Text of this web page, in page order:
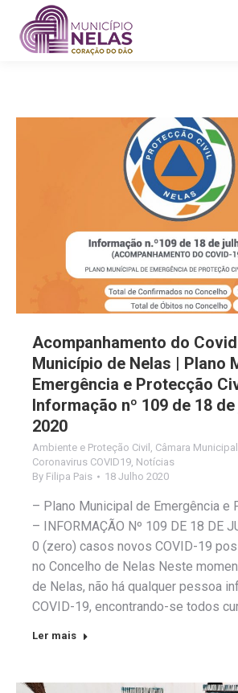
Acompanhamento do
Município de Nelas | Plano
Emergência e Protecção
Informação nº 109 de 18
2020
Ambiente e Proteção Civil , Câmara Municipal
Coronavirus COVID19, Notícias
By Filipa Pais 18 Julho 2020
– Plano Municipal de Emergência e
– INFORMAÇÃO Nº 109 DE 18 DE
0 (zero) casos novos COVID-19
no Concelho de Nelas Neste
de Nelas, não há qualquer pessoa
COVID-19, encontrando-se todos
Ler mais